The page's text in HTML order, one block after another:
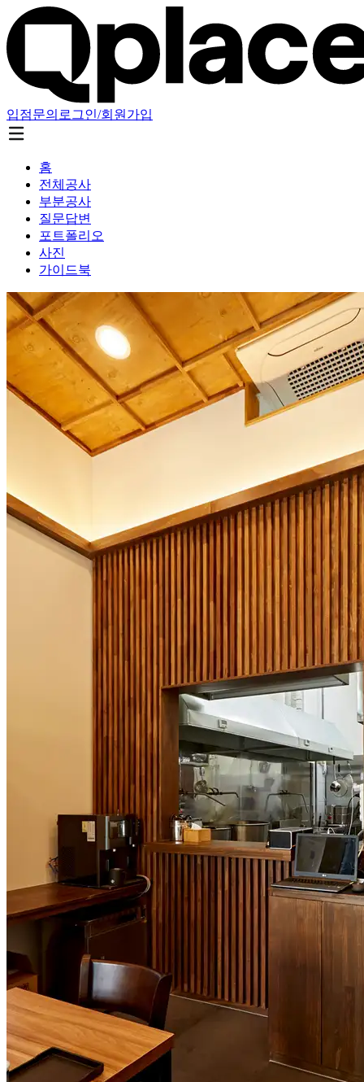
입점문의 로그인/회원가입
홈
전체공사
부분공사
질문답변
포트폴리오
사진
가이드북